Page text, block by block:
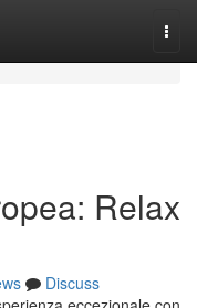
Relax
Discuss